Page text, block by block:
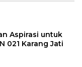
Aspirasi untuk
021 Karang Jati